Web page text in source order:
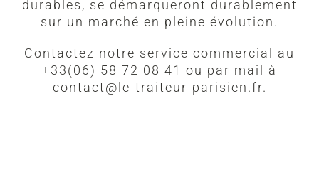
durables, se démarqueront durablement
sur un marché en pleine évolution.
Contactez notre service commercial au
+33(06) 58 72 08 41 ou par mail à
contact@le-traiteur-parisien.fr.